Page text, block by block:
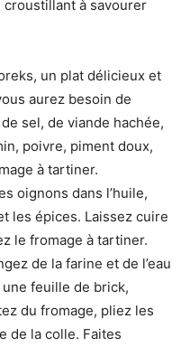
croustillant à savourer
un plat délicieux et
aurez besoin de
sel, de viande hachée,
poivre, piment doux,
à tartiner.
oignons dans l’huile,
les épices. Laissez cuire
le fromage à tartiner.
de la farine et de l’eau
feuille de brick,
du fromage, pliez les
de la colle. Faites